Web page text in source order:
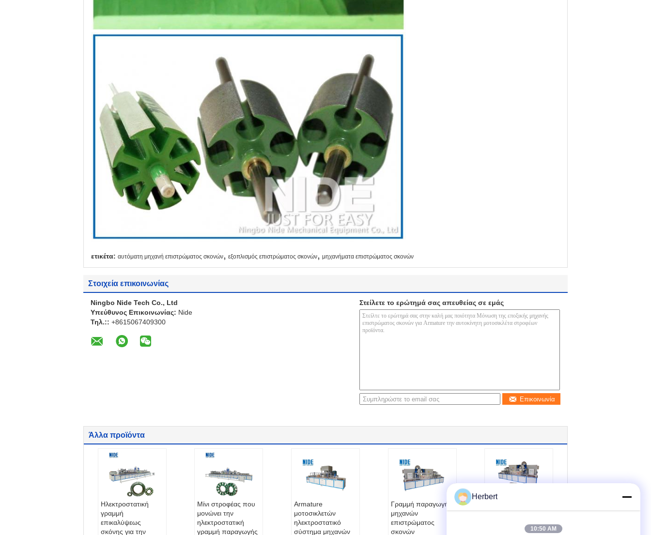
ετικέτα: αυτόματη μηχανή επιστρώματος σκονών, εξοπλισμός επιστρώματος σκονών, μηχανήματα επιστρώματος σκονών
Στοιχεία επικοινωνίας
Ningbo Nide Tech Co., Ltd
Υπεύθυνος Επικοινωνίας: Nide
Τηλ.:: +8615067409300
Στείλετε το ερώτημά σας απευθείας σε εμάς
Επικοινωνία
Άλλα προϊόντα
Ηλεκτροστατική
γραμμή
επικαλύψεως
σκόνης για την
Μίνι στροφέας που
μονώνει την
ηλεκτροστατική
γραμμή παραγωγής
Armature
μοτοσικλετών
ηλεκτροστατικό
σύστημα μηχανών
Γραμμή παραγωγής
μηχανών
επιστρώματος
σκονών
μηχανή
σκονών με την
Herbert
10:50 AM